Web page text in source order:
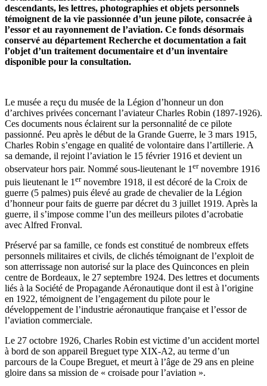
descendants, les lettres, photographies et objets personnels
témoignent de la vie passionnée d’un jeune pilote, consacrée à
l’essor et au rayonnement de l’aviation. Ce fonds désormais
conservé au département Recherche et documentation a fait
l’objet d’un traitement documentaire et d’un inventaire
disponible pour la consultation.
Le musée a reçu du musée de la Légion d’honneur un don
d’archives privées concernant l’aviateur Charles Robin (1897-1926).
Ces documents nous éclairent sur la personnalité de ce pilote
passionné. Peu après le début de la Grande Guerre, le 3 mars 1915,
Charles Robin s’engage en qualité de volontaire dans l’artillerie. A
sa demande, il rejoint l’aviation le 15 février 1916 et devient un
observateur hors pair. Nommé sous-lieutenant le 1 ernovembre 1916
puis lieutenant le 1 ernovembre 1918, il est décoré de la Croix de
guerre (5 palmes) puis élevé au grade de chevalier de la Légion
d’honneur pour faits de guerre par décret du 3 juillet 1919. Après la
guerre, il s’impose comme l’un des meilleurs pilotes d’acrobatie
avec Alfred Fronval.
Préservé par sa famille, ce fonds est constitué de nombreux effets
personnels militaires et civils, de clichés témoignant de l’exploit de
son atterrissage non autorisé sur la place des Quinconces en plein
centre de Bordeaux, le 27 septembre 1924. Des lettres et documents
liés à la Société de Propagande Aéronautique dont il est à l’origine
en 1922, témoignent de l’engagement du pilote pour le
développement de l’industrie aéronautique française et l’essor de
l’aviation commerciale.
Le 27 octobre 1926, Charles Robin est victime d’un accident mortel
à bord de son appareil Breguet type XIX-A2, au terme d’un
parcours de la Coupe Breguet, et meurt à l’âge de 29 ans en pleine
gloire dans sa mission de « croisade pour l’aviation ».